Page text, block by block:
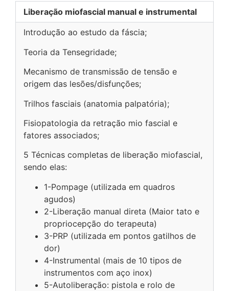
Liberação miofascial manual e instrumental
Introdução ao estudo da fáscia;
Teoria da Tensegridade;
Mecanismo de transmissão de tensão e
origem das lesões/disfunções;
Trilhos fasciais (anatomia palpatória);
Fisiopatologia da retração mio fascial e
fatores associados;
5 Técnicas completas de liberação miofascial,
sendo elas:
1-Pompage (utilizada em quadros
agudos)
2-Liberação manual direta (Maior tato e
propriocepção do terapeuta)
3-PRP (utilizada em pontos gatilhos de
dor)
4-Instrumental (mais de 10 tipos de
instrumentos com aço inox)
5-Autoliberação: pistola e rolo de